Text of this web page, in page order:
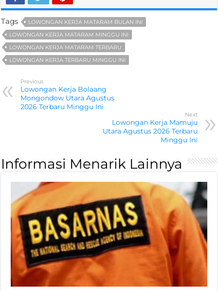
Tags
LOWONGAN KERJA MATARAM BULAN INI
LOWONGAN KERJA MATARAM MINGGU INI
LOWONGAN KERJA MATARAM TERBARU
LOWONGAN KERJA TERBARU MINGGU INI
Previous
Lowongan Kerja Bolaang
Mongondow Utara Agustus
2026 Terbaru Minggu Ini
Next
Lowongan Kerja Mamuju
Utara Agustus 2026 Terbaru
Minggu Ini
Informasi Menarik Lainnya